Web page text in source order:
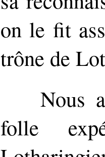
on le fit
trône de
Nous
folle